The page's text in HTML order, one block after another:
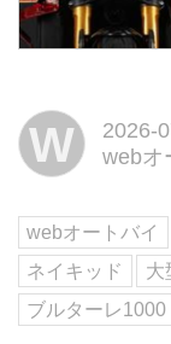
W
2026-
webオ
webオートバイ
ネイキッド
大
ブルターレ1000